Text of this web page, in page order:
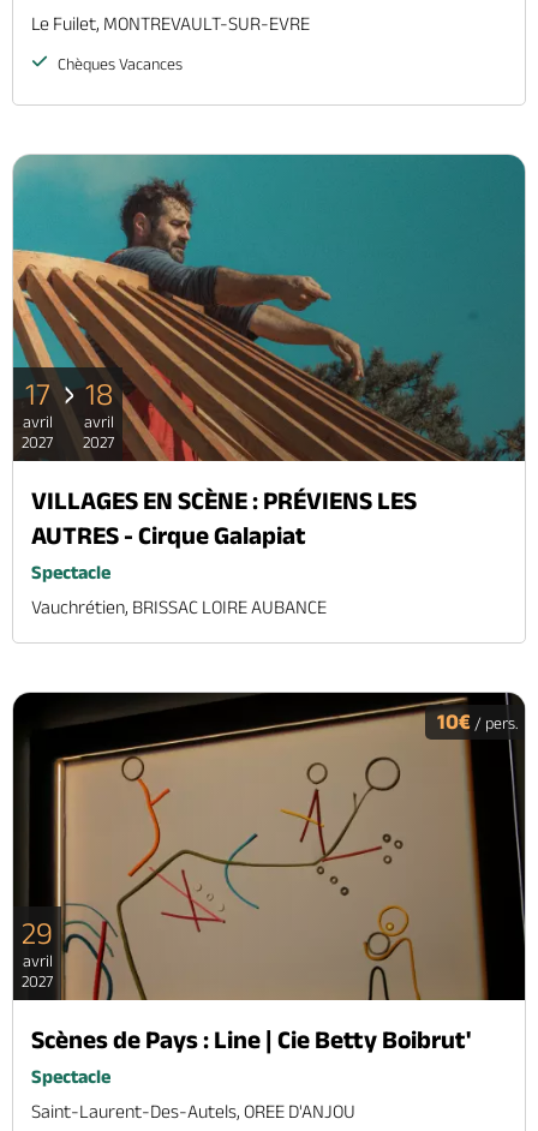
Le Fuilet, MONTREVAULT-SUR-EVRE
Chèques Vacances
17
avril
2027
18
avril
2027
VILLAGES EN SCÈNE : PRÉVIENS LES
AUTRES - Cirque Galapiat
Spectacle
Vauchrétien, BRISSAC LOIRE AUBANCE
10€ / pers.
29
avril
2027
Scènes de Pays : Line | Cie Betty Boibrut'
Spectacle
Saint-Laurent-Des-Autels, OREE D'ANJOU